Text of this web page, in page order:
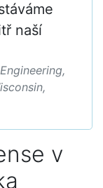
naší
v